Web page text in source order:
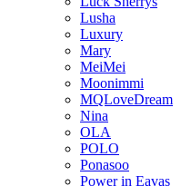
Lusha
Luxury
Mary
MeiMei
Moonimmi
MQLoveDream
Nina
OLA
POLO
Ponasoo
Power in Eavas